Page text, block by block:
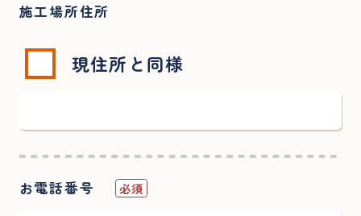
施工場所住所
現住所と同様
お電話番号 必須